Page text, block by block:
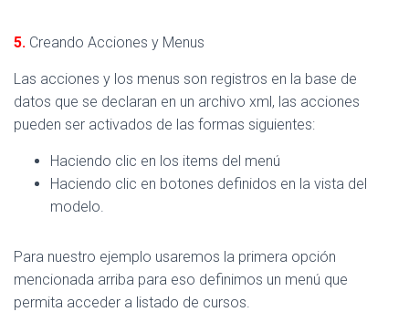
5. Creando Acciones y Menus
Las acciones y los menus son registros en la base de
datos que se declaran en un archivo xml, las acciones
pueden ser activados de las formas siguientes:
Haciendo clic en los items del menú
Haciendo clic en botones definidos en la vista del
modelo.
Para nuestro ejemplo usaremos la primera opción
mencionada arriba para eso definimos un menú que
permita acceder a listado de cursos.